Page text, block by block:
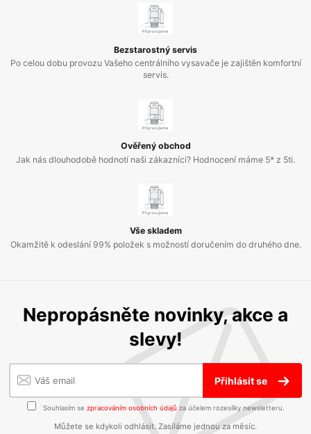
Bezstarostný servis
Po celou dobu provozu Vašeho centrálního vysavače je zajištěn komfortní
servis.
Ověřený obchod
Jak nás dlouhodobě hodnotí naši zákazníci? Hodnocení máme 5* z 5ti.
Vše skladem
Okamžitě k odeslání 99% položek s možností doručením do druhého dne.
Nepropásněte novinky, akce a
slevy!
Přihlásit se
Souhlasím se zpracováním osobních údajů za účelem rozesílky newsletteru.
Můžete se kdykoli odhlásit. Zasíláme jednou za měsíc.